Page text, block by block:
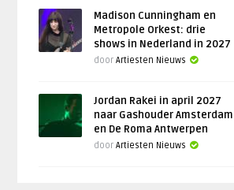
Madison Cunningham en
Metropole Orkest: drie
shows in Nederland in 2027
doorArtiesten Nieuws
Jordan Rakei in april 2027
naar Gashouder Amsterdam
en De Roma Antwerpen
doorArtiesten Nieuws